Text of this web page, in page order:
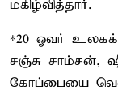
மகிழ்வித்தார்.
*20 ஓவர்
சஞ்சு சாம்சன்,
கோப்பையை